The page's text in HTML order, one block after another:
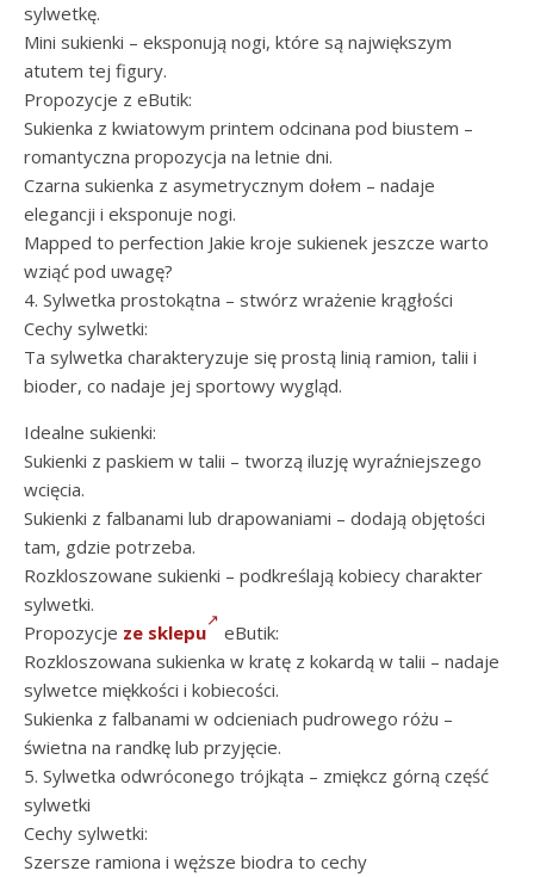
sylwetkę.
Mini sukienki – eksponują nogi, które są największym
atutem tej figury.
Propozycje z eButik:
Sukienka z kwiatowym printem odcinana pod biustem –
romantyczna propozycja na letnie dni.
Czarna sukienka z asymetrycznym dołem – nadaje
elegancji i eksponuje nogi.
Mapped to perfection Jakie kroje sukienek jeszcze warto
wziąć pod uwagę?
4. Sylwetka prostokątna – stwórz wrażenie krągłości
Cechy sylwetki:
Ta sylwetka charakteryzuje się prostą linią ramion, talii i
bioder, co nadaje jej sportowy wygląd.
Idealne sukienki:
Sukienki z paskiem w talii – tworzą iluzję wyraźniejszego
wcięcia.
Sukienki z falbanami lub drapowaniami – dodają objętości
tam, gdzie potrzeba.
Rozkloszowane sukienki – podkreślają kobiecy charakter
sylwetki.
Propozycje ze sklepu
eButik:
Rozkloszowana sukienka w kratę z kokardą w talii – nadaje
sylwetce miękkości i kobiecości.
Sukienka z falbanami w odcieniach pudrowego różu –
świetna na randkę lub przyjęcie.
5. Sylwetka odwróconego trójkąta – zmiękcz górną część
sylwetki
Cechy sylwetki:
Szersze ramiona i węższe biodra to cechy